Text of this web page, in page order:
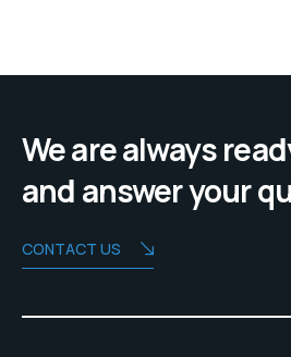
We are always
and answer your
CONTACT US